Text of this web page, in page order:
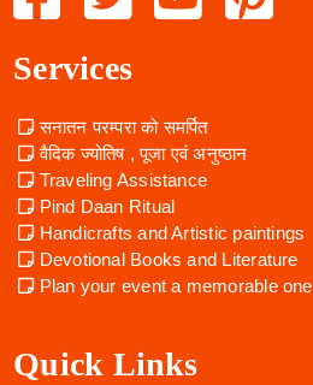
Services
सनातन परम्परा को समर्पित
वैदिक ज्योतिष , पूजा एवं अनुष्ठान
Traveling Assistance
Pind Daan Ritual
Handicrafts and Artistic paintings
Devotional Books and Literature
Plan your event a memorable one
Quick Links